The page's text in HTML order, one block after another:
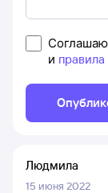
и
Людмила
15 июня 2022